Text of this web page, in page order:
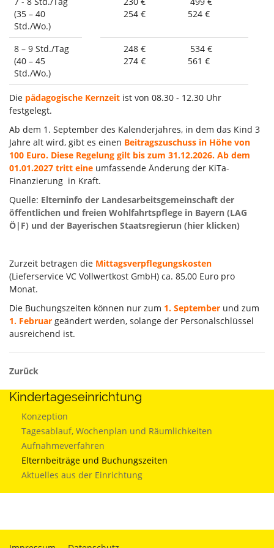
(35 – 40
Std./Wo.)
254 €
524 €
8 – 9 Std./Tag
(40 – 45
Std./Wo.)
248 €
274 €
534 €
561 €
Die pädagogische Kernzeit ist von 08.30 - 12.30 Uhr
festgelegt.
Ab dem 1. September des Kalenderjahres, in dem das Kind 3
Jahre alt wird, gibt es einen Beitragszuschuss in Höhe von
100 Euro. Diese Regelung gilt bis zum 31.12.2026. Ab dem
01.01.2027 tritt eine umfassende Änderung der KiTa-
Finanzierung in Kraft.
Quelle: Elterninfo der Landesarbeitsgemeinschaft der
öffentlichen und freien Wohlfahrtspflege in Bayern (LAG
Ö|F) und der Bayerischen Staatsregierun (hier klicken)
Zurzeit betragen die Mittagsverpflegungskosten
(Lieferservice VC Vollwertkost GmbH) ca. 85,00 Euro pro
Monat.
Die Buchungszeiten können nur zum 1. September und zum
1. Februar geändert werden, solange der Personalschlüssel
ausreichend ist.
Zurück
Kindertageseinrichtung
Konzeption
Tagesablauf, Wochenplan und Räumlichkeiten
Aufnahmeverfahren
Elternbeiträge und Buchungszeiten
Aktuelles aus der Einrichtung